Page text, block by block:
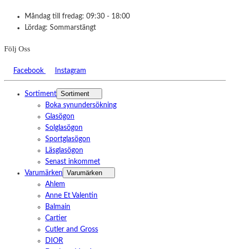
Måndag till fredag: 09:30 - 18:00
Lördag: Sommarstängt
Följ Oss
Facebook Instagram
Sortiment Sortiment
Boka synundersökning
Glasögon
Solglasögon
Sportglasögon
Läsglasögon
Senast inkommet
Varumärken
Varumärken
Ahlem
Anne Et Valentin
Balmain
Cartier
Cutler and Gross
DIOR